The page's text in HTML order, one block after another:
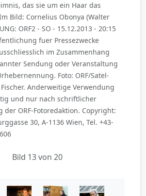
das sie um ein Haar das
Bild: Cornelius Obonya (Walter
ORF2 - SO - 15.12.2013 - 20:15
fuer Pressezwecke
im Zusammenhang
Sendung oder Veranstaltung
Foto: ORF/Satel-
Anderweitige Verwendung
und nur nach schriftlicher
der ORF-Fotoredaktion. Copyright:
30, A-1136 Wien, Tel. +43-
Bild 13 von 20